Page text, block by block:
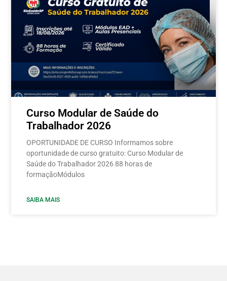
Curso Modular de Saúde do
Trabalhador 2026
OPORTUNIDADE DE CURSO Informamos sobre
oportunidade de curso gratuito: Curso Modular de
Saúde do Trabalhador 2026 88 horas de
formaçãoMódulos
SAIBA MAIS